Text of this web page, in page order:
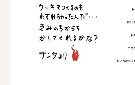
なかがわの恵み活用協議会
GLASS-LAB株式会社
株式会社オカムラ